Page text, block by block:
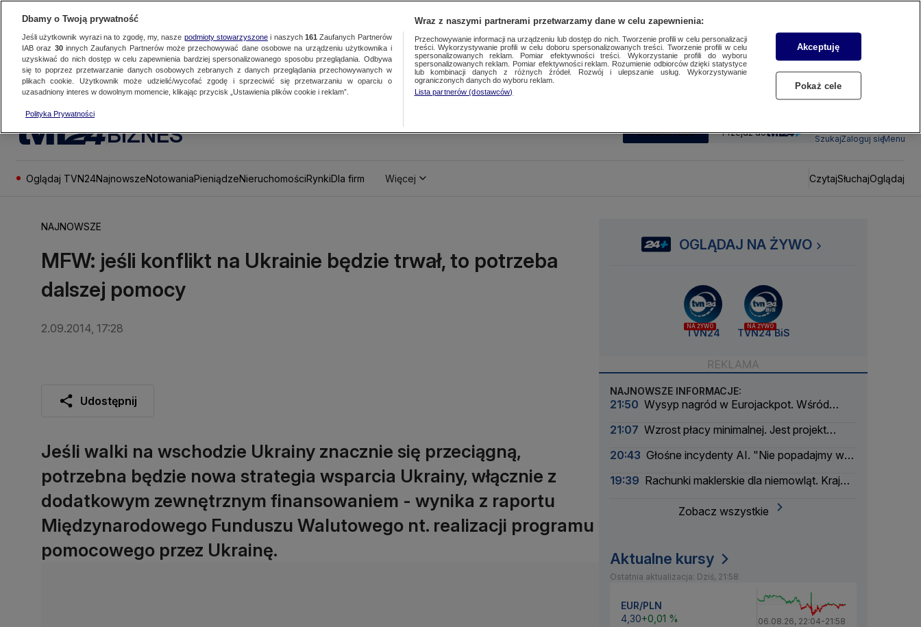
BIZNES SUBSKRYBUJ Przejdź do
SzukajZaloguj sięMenu
Oglądaj TVN24NajnowszeNotowaniaPieniądzeNieruchomościRynkiDla firm Więcej CzytajSłuchajOglądaj
NAJNOWSZE
MFW: jeśli konflikt na Ukrainie będzie trwał, to potrzeba
dalszej pomocy
2.09.2014, 17:28
Udostępnij
Jeśli walki na wschodzie Ukrainy znacznie się przeciągną,
potrzebna będzie nowa strategia wsparcia Ukrainy, włącznie z
dodatkowym zewnętrznym finansowaniem - wynika z raportu
Międzynarodowego Funduszu Walutowego nt. realizacji programu
pomocowego przez Ukrainę.
OGLĄDAJ NA ŻYWO
NA ŻYWO
TVN24
NA ŻYWO
TVN24 BiS
NAJNOWSZE INFORMACJE:
21:50 Wysyp nagród w Eurojackpot. Wśród
21:07 Wzrost płacy minimalnej. Jest projekt
20:43 Głośne incydenty AI. "Nie popadajmy w
19:39 Rachunki maklerskie dla niemowląt. Kraj
Zobacz wszystkie
Aktualne kursy
Ostatnia aktualizacja: Dziś, 21:58
EUR/PLN
4,30+0,01 % 06.08.26, 22:04-21:58
Dbamy o Twoją prywatność
Jeśli użytkownik wyrazi na to zgodę, my, nasze podmioty stowarzyszonei naszych 161 Zaufanych Partnerów
IAB oraz 30innych Zaufanych Partnerów może przechowywać dane osobowe na urządzeniu użytkownika i
uzyskiwać do nich dostęp w celu zapewnienia bardziej spersonalizowanego sposobu przeglądania. Odbywa
się to poprzez przetwarzanie danych osobowych zebranych z danych przeglądania przechowywanych w
plikach cookie. Użytkownik może udzielić/wycofać zgodę i sprzeciwić się przetwarzaniu w oparciu o
uzasadniony interes w dowolnym momencie, klikając przycisk „Ustawienia plików cookie i reklam”.
Polityka Prywatności
Wraz z naszymi partnerami przetwarzamy dane w celu zapewnienia:
Przechowywanie informacji na urządzeniu lub dostęp do nich. Tworzenie profili w celu personalizacji
treści. Wykorzystywanie profili w celu doboru spersonalizowanych treści. Tworzenie profili w celu
spersonalizowanych reklam. Pomiar efektywności treści. Wykorzystanie profili do wyboru
spersonalizowanych reklam. Pomiar efektywności reklam. Rozumienie odbiorców dzięki statystyce
lub kombinacji danych z różnych źródeł. Rozwój i ulepszanie usług. Wykorzystywanie
ograniczonych danych do wyboru reklam.
Lista partnerów (dostawców)
Akceptuję
Pokaż cele